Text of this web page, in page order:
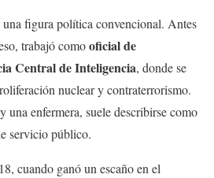
figura política convencional. Antes
trabajó comooficial de
Central de Inteligencia, donde se
nuclear y contraterrorismo.
una enfermera, suele describirse como
servicio público.
cuando ganó un escaño en el